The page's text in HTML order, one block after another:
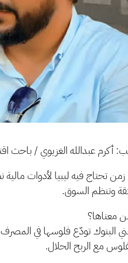
أكرم عبدالله الغزيوي / باحث
زمن تحتاج فيه ليبيا لأدوات
وتنظم السوق.
معناها؟
البنوك تودّع فلوسها في
مع الربح الحلال.